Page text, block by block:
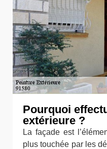
Pourquoi
extérieure ?
La façade est
plus touchée par les